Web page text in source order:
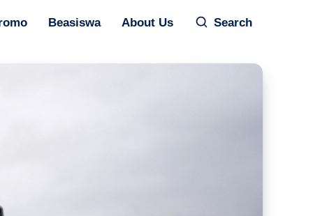
Beasiswa About Us Search